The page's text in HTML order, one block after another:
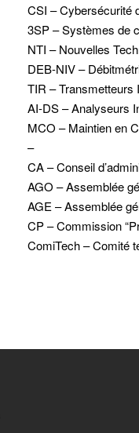
CSI – Cybersécurité
3SP – Systèmes de
NTI – Nouvelles
DEB-NIV –
TIR – Transmetteurs
AI-DS – Analyseurs
MCO – Maintien en
–
CA – Conseil
AGO – Assemblée
AGE – Assemblée
CP – Commission
ComiTech – Comité